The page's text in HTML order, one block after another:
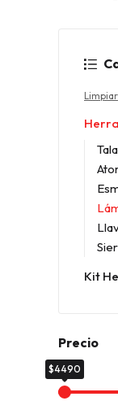
Limpiar
Kit
Precio
$4490